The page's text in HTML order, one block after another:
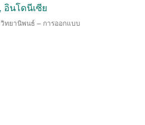
อินโดนีเซีย
วิทยานิพนธ์ – การออกแบบ